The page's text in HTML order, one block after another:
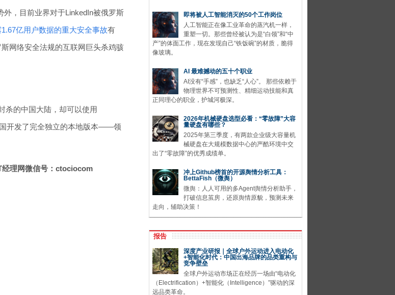
外，目前业界对于LinkedIn被俄罗斯
亿用户数据的重大安全事故有
网络安全法规的互联网巨头杀鸡骇
杀的中国大陆，却可以使用
国开发了完全独立的本地版本——领
经理网微信号：ctociocom
即将被人工智能消灭的50个工作岗位
人工智能正在像工业革命的蒸汽机一样，
重塑一切。那些曾经被认为是“白领”和“中
产”的体面工作，现在发现自己“铁饭碗”的材质，脆得
像玻璃。
AI 最难撼动的五十个职业
AI没有“手感”，也缺乏“人心”。 那些依赖于
物理世界不可预测性、精细运动技能和真
正同理心的职业，护城河极深。
2026年机械硬盘选型必看：“零故障”大容
量硬盘有哪些？
2025年第三季度，有两款企业级大容量机
械硬盘在大规模数据中心的严酷环境中交
出了“零故障”的优秀成绩单。
冲上Github榜首的开源舆情分析工具：
BettaFish（微舆）
微舆：人人可用的多Agent舆情分析助手，
打破信息茧房，还原舆情原貌，预测未来
走向，辅助决策！
报告
深度产业研报｜全球户外运动进入电动化
+智能化时代：中国出海品牌的品类重构与
竞争壁垒
全球户外运动市场正在经历一场由“电动化
（Electrification）+智能化（Intelligence）”驱动的深
远品类革命。